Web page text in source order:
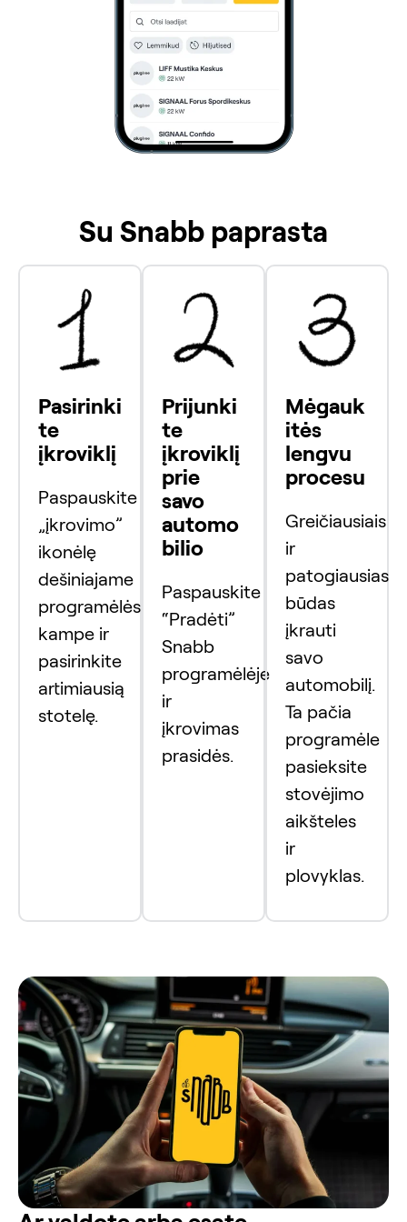
Su Snabb paprasta
Pasirinki
te
įkroviklį
Paspauskite
„įkrovimo”
ikonėlę
dešiniajame
programėlės
kampe ir
pasirinkite
artimiausią
stotelę.
Prijunki
te
įkroviklį
prie
savo
automo
bilio
Paspauskite
“Pradėti”
Snabb
programėlėje
ir
įkrovimas
prasidės.
Mėgauk
itės
lengvu
procesu
Greičiausiais
ir
patogiausias
būdas
įkrauti
savo
automobilį.
Ta pačia
programėle
pasieksite
stovėjimo
aikšteles
ir
plovyklas.